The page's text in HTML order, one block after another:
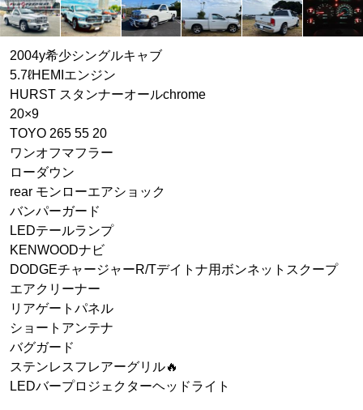
2004y希少シングルキャブ
5.7ℓHEMIエンジン
HURST スタンナーオールchrome
20×9
TOYO 265 55 20
ワンオフマフラー
ローダウン
rear モンローエアショック
バンパーガード
LEDテールランプ
KENWOODナビ
DODGEチャージャーR/Tデイトナ用ボンネットスクープ
エアクリーナー
リアゲートパネル
ショートアンテナ
バグガード
ステンレスフレアーグリル🔥
LEDバープロジェクターヘッドライト